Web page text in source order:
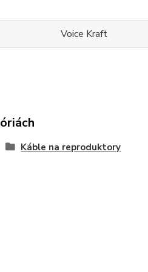
Voice Kraft
Káble na reproduktory